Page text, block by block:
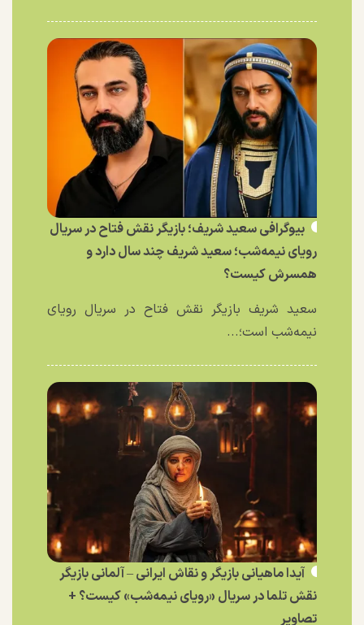
بیوگرافی سعید شریف؛ بازیگر نقش فتاح در سریال
رویای نیمه‌شب؛ سعید شریف چند سال دارد و
همسرش کیست؟
سعید شریف بازیگر نقش فتاح در سریال رویای
نیمه‌شب است؛...
آیدا ماهیانی بازیگر و نقاش ایرانی – آلمانی بازیگر
نقش تلما در سریال «رویای نیمه‌شب» کیست؟ +
تصاویر